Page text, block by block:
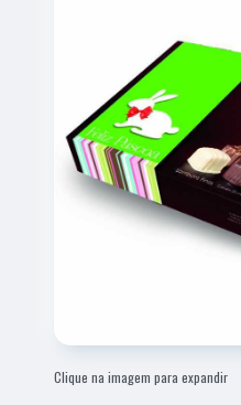
Clique na imagem para expandir